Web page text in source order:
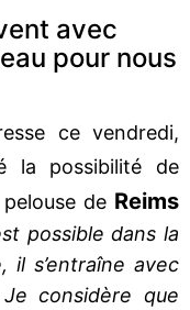
avec
pour nous
ce vendredi,
la possibilité de
de Reims
possible dans la
il s’entraîne avec
considère que